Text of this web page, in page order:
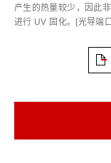
产生的热量较少，因此
进行 UV 固化。[光导端